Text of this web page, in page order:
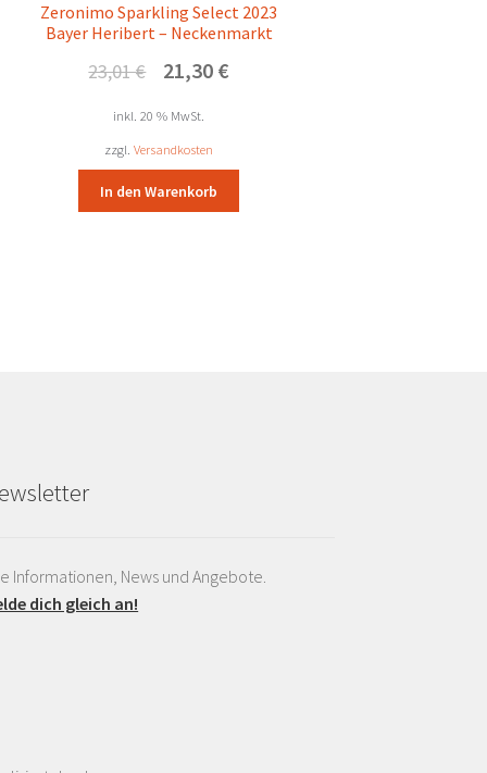
Zeronimo Sparkling Select 2023
Bayer Heribert – Neckenmarkt
23,01€
Ursprünglicher
war:
21,30 €Aktueller
inkl. 20 % MwSt.
zzgl.Versandkosten
In den Warenkorb
Informationen, News und Angebote.
dich gleich an!